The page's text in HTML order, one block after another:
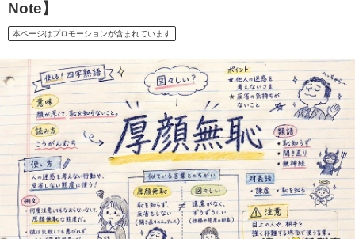
Note】
本ページはプロモーションが含まれています